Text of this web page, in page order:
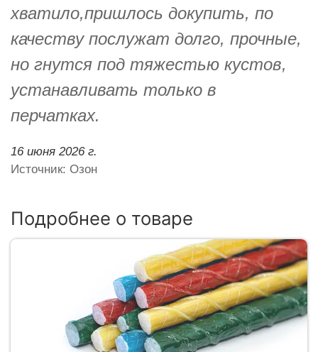
хватило,пришлось докупить, по
качеству послужат долго, прочные,
но гнутся под тяжестью кустов,
устанавливать только в
перчатках.
16 июня 2026 г.
Источник: Озон
Подробнее о товаре